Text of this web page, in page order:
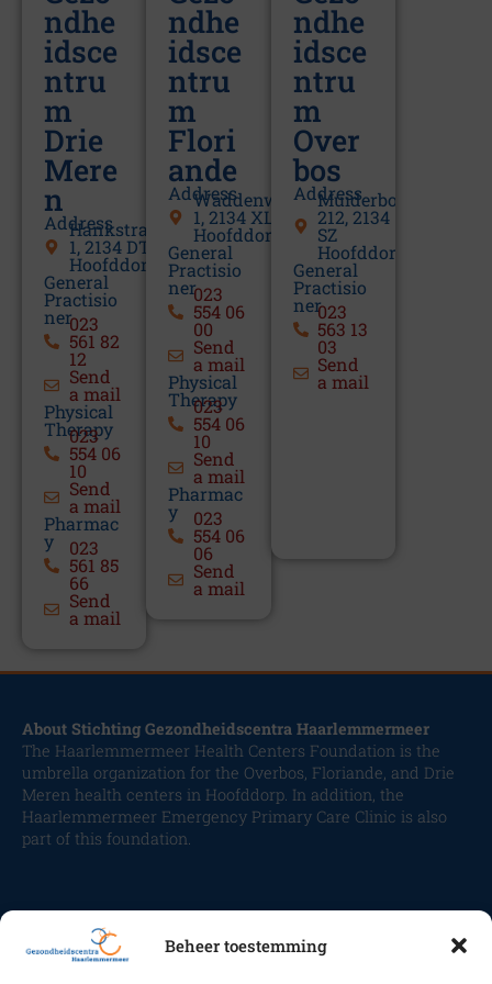
Beheer toestemming
Klachten en
complimenten
Privacybeleid
Kwaliteit
ndhe
idsce
ntru
m
Drie
Mere
n
Address
Hankstraat
1, 2134 DT
Hoofddorp
General
Practisio
ner023
561 82
12
Send
a mail
Physical
Therapy
023
554 06
10
Send
a mail
Pharmac
y 023
561 85
66
Send
a mail
ndhe
idsce
ntru
m
Flori
ande
Address
Waddenweg
1, 2134 XL
Hoofddorp
General
Practisio
ner023
554 06
00
Send
a mail
Physical
Therapy
023
554 06
10
Send
a mail
Pharmac
y 023
554 06
06
Send
a mail
ndhe
idsce
ntru
m
Over
bos
Address
Muiderbos
212, 2134
SZ
Hoofddorp
General
Practisio
ner023
563 13
03
Send
a mail
About Stichting Gezondheidscentra Haarlemmermeer
The Haarlemmermeer Health Centers Foundation is the
umbrella organization for the Overbos, Floriande, and Drie
Meren health centers in Hoofddorp. In addition, the
Haarlemmermeer Emergency Primary Care Clinic is also
part of this foundation.